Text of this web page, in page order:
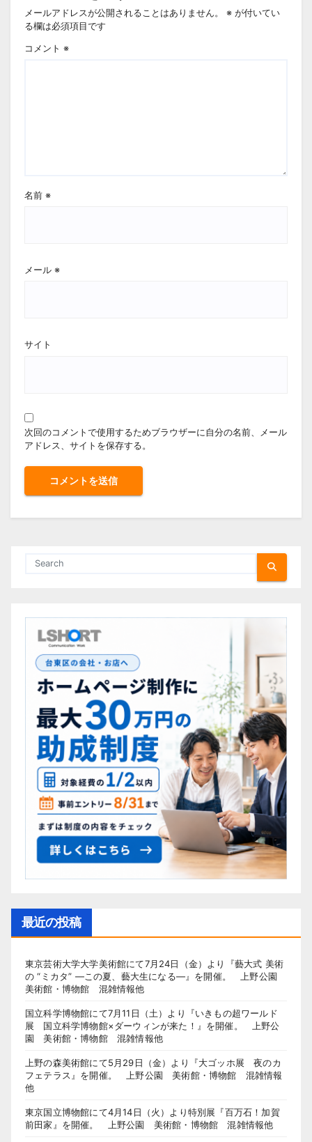
メールアドレスが公開されることはありません。 ※ が付いてい
る欄は必須項目です
コメント ※
名前 ※
メール ※
サイト
次回のコメントで使用するためブラウザーに自分の名前、メール
アドレス、サイトを保存する。
最近の投稿
東京芸術大学大学美術館にて7月24日（金）より『藝大式 美術
の “ミカタ” ―この夏、藝大生になる―』を開催。 上野公園
美術館・博物館 混雑情報他
国立科学博物館にて7月11日（土）より『いきもの超ワールド
展 国立科学博物館×ダーウィンが来た！』を開催。 上野公
園 美術館・博物館 混雑情報他
上野の森美術館にて5月29日（金）より『大ゴッホ展 夜のカ
フェテラス』を開催。 上野公園 美術館・博物館 混雑情報
他
東京国立博物館にて4月14日（火）より特別展『百万石！加賀
前田家』を開催。 上野公園 美術館・博物館 混雑情報他